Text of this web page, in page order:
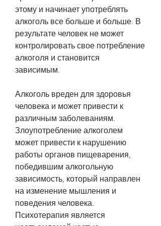
этому и начинает употреблять
алкоголь все больше и больше. В
результате человек не может
контролировать свое потребление
алкоголя и становится
зависимым.
Алкоголь вреден для здоровья
человека и может привести к
различным заболеваниям.
Злоупотребление алкоголем
может привести к нарушению
работы органов пищеварения,
победившим алкогольную
зависимость, который направлен
на изменение мышления и
поведения человека.
Психотерапия является